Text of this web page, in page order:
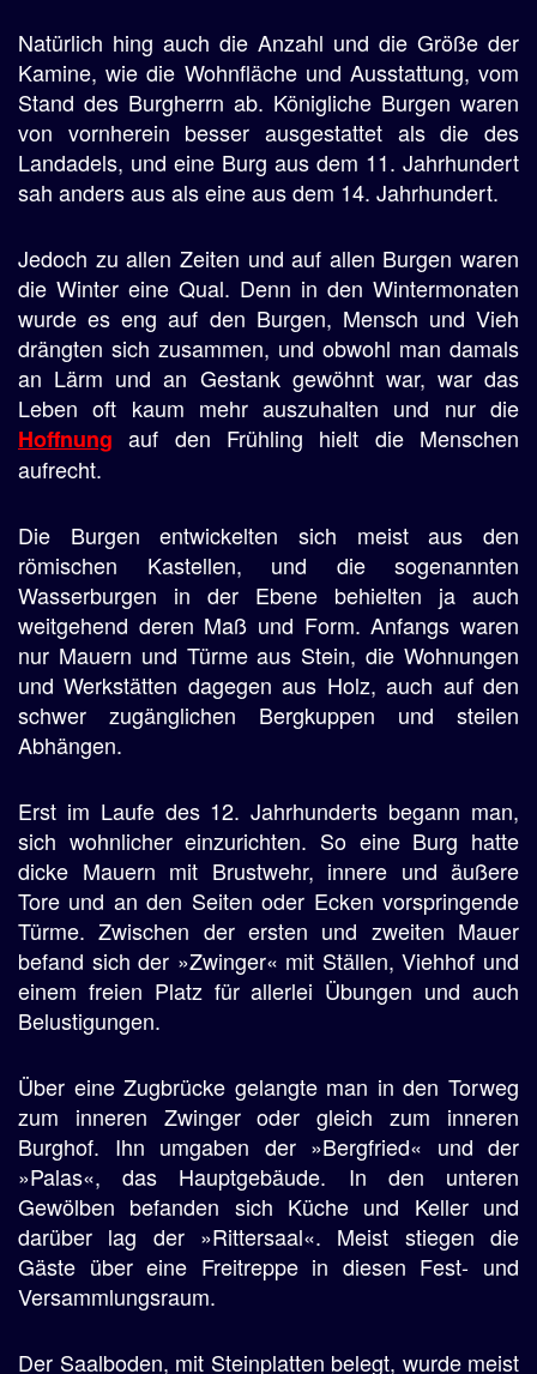
Natürlich hing auch die Anzahl und die Größe der
Kamine, wie die Wohnfläche und Ausstattung, vom
Stand des Burgherrn ab. Königliche Burgen waren
von vornherein besser ausgestattet als die des
Landadels, und eine Burg aus dem 11. Jahrhundert
sah anders aus als eine aus dem 14. Jahrhundert.
Jedoch zu allen Zeiten und auf allen Burgen waren
die Winter eine Qual. Denn in den Wintermonaten
wurde es eng auf den Burgen, Mensch und Vieh
drängten sich zusammen, und obwohl man damals
an Lärm und an Gestank gewöhnt war, war das
Leben oft kaum mehr auszuhalten und nur die
Hoffnung auf den Frühling hielt die Menschen
aufrecht.
Die Burgen entwickelten sich meist aus den
römischen Kastellen, und die sogenannten
Wasserburgen in der Ebene behielten ja auch
weitgehend deren Maß und Form. Anfangs waren
nur Mauern und Türme aus Stein, die Wohnungen
und Werkstätten dagegen aus Holz, auch auf den
schwer zugänglichen Bergkuppen und steilen
Abhängen.
Erst im Laufe des 12. Jahrhunderts begann man,
sich wohnlicher einzurichten. So eine Burg hatte
dicke Mauern mit Brustwehr, innere und äußere
Tore und an den Seiten oder Ecken vorspringende
Türme. Zwischen der ersten und zweiten Mauer
befand sich der »Zwinger« mit Ställen, Viehhof und
einem freien Platz für allerlei Übungen und auch
Belustigungen.
Über eine Zugbrücke gelangte man in den Torweg
zum inneren Zwinger oder gleich zum inneren
Burghof. Ihn umgaben der »Bergfried« und der
»Palas«, das Hauptgebäude. In den unteren
Gewölben befanden sich Küche und Keller und
darüber lag der »Rittersaal«. Meist stiegen die
Gäste über eine Freitreppe in diesen Fest- und
Versammlungsraum.
Der Saalboden, mit Steinplatten belegt, wurde meist